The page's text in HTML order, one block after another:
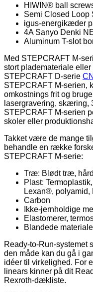
HIWIN® ball
Semi Closed
igus-energikæder
4A Sanyo Denki
Aluminum T-slot
Med STEPCRAFT M-
stort plademateriale
STEPCRAFT D-serie
STEPCRAFT M-serien,
omkostnings frit og
lasergravering, skæring,
STEPCRAFT M-serien
skoler eller
Takket være de mange
behandle en række
STEPCRAFT M-serie:
Træ: Blødt træ,
Plast:
Lexan®,
Carbon
Ikke-jernholdige
Elastomerer,
Blandede
Ready-to-Run-systemet
den måde kan du gå i
idéer til virkelighed. For
linears kinner på dit
Rexroth-dækliste.